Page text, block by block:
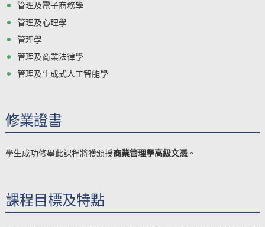
管理及電子商務學
管理及心理學
管理學
管理及商業法律學
管理及生成式人工智能學
修業證書
學生成功修畢此課程將獲頒授商業管理學高級文憑 。
課程目標及特點